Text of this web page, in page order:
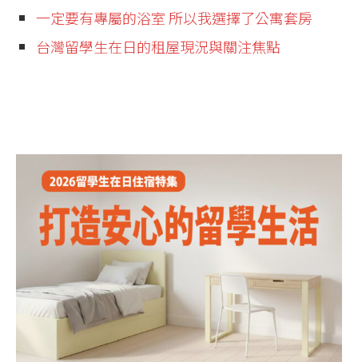
一定要有專屬的浴室 所以我選擇了公寓套房
台灣留學生在日的租屋現況與關注焦點